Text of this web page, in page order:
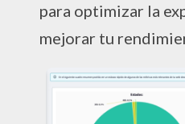
para optimizar la
mejorar tu